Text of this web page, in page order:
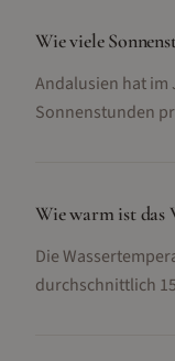
Wie viele
Andalusien hat
Sonnenstunden
Wie warm ist das
Die
durchschnittlich